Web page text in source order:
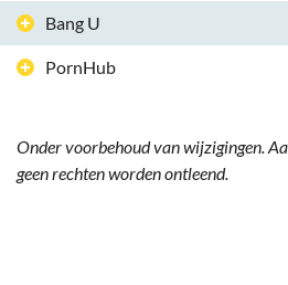
Bang U
PornHub
Onder voorbehoud van wijzigingen.
geen rechten worden ontleend.